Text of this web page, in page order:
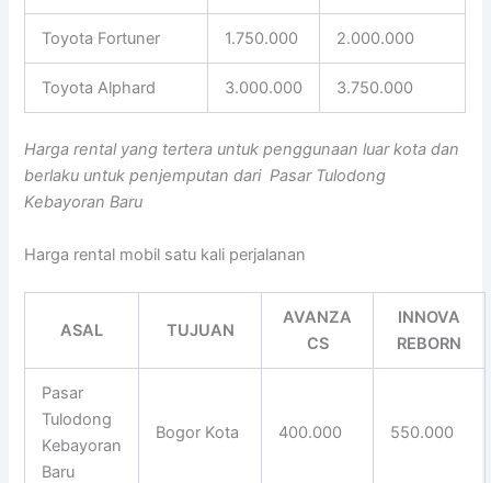
Toyota Fortuner 1.750.000 2.000.000
Toyota Alphard 3.000.000 3.750.000
Harga rental yang tertera untuk penggunaan luar kota dan
berlaku untuk penjemputan dari Pasar Tulodong
Kebayoran Baru
Harga rental mobil satu kali perjalanan
ASAL TUJUAN
AVANZA
CS
INNOVA
REBORN
Pasar
Tulodong
Kebayoran
Baru
Bogor Kota 400.000 550.000